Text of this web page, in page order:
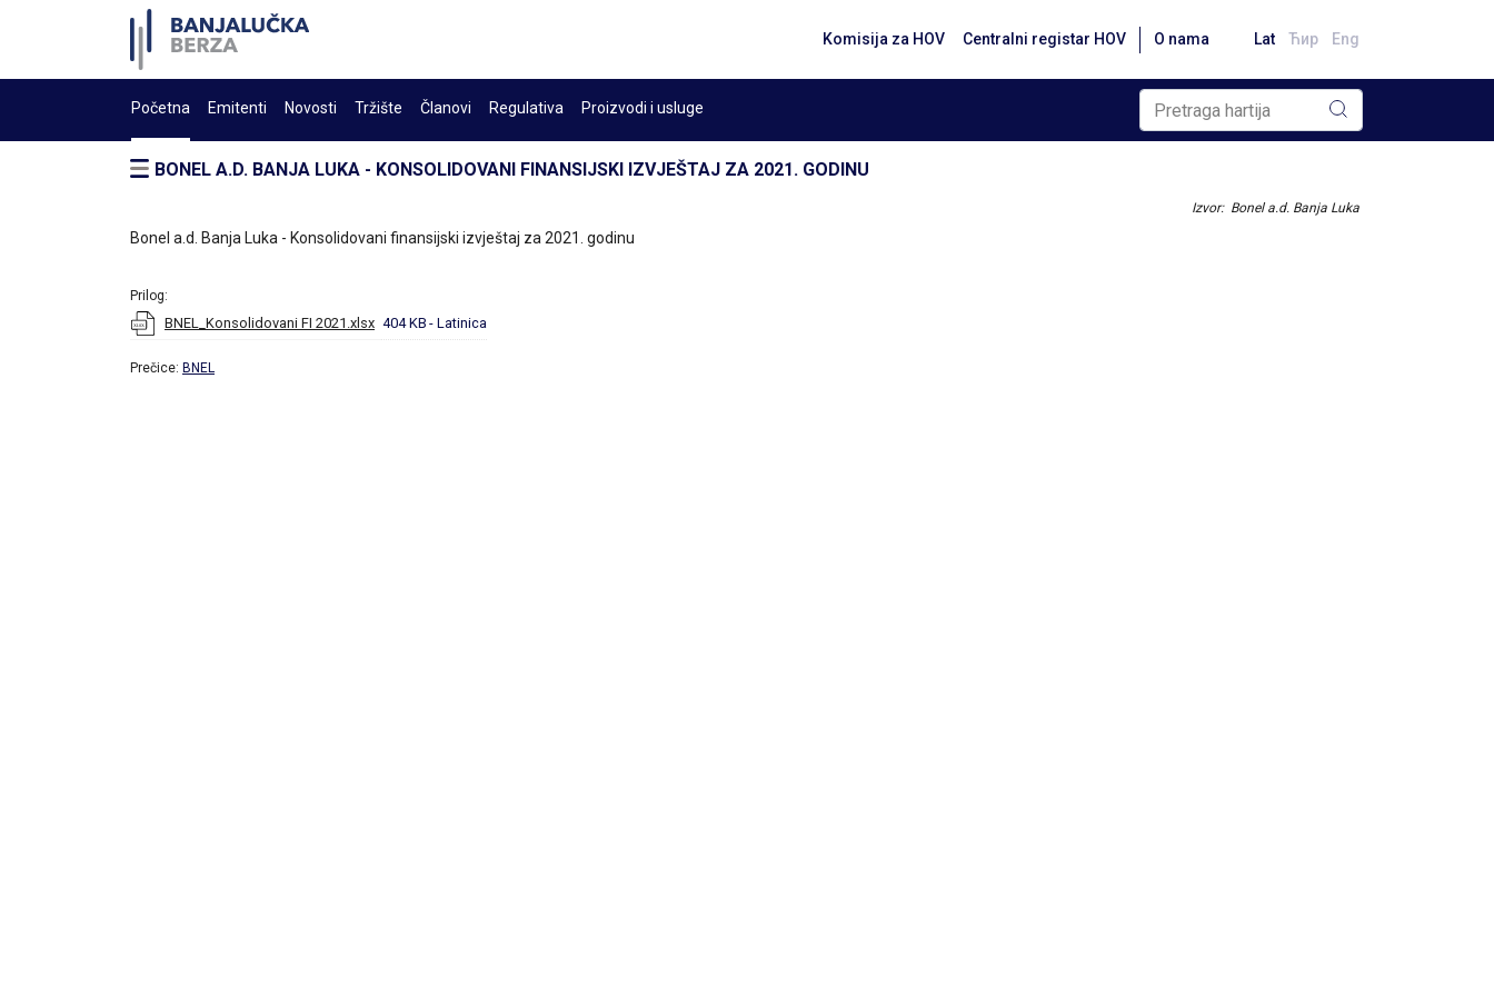
Komisija za HOV Centralni registar HOV O nama Lat Ћир Eng
Početna Emitenti Novosti Tržište Članovi Regulativa Proizvodi i usluge
BONEL A.D. BANJA LUKA - KONSOLIDOVANI FINANSIJSKI IZVJEŠTAJ ZA 2021. GODINU
Izvor: Bonel a.d. Banja Luka
Bonel a.d. Banja Luka - Konsolidovani finansijski izvještaj za 2021. godinu
Prilog:
BNEL_Konsolidovani FI 2021.xlsx 404 KB - Latinica
Prečice: BNEL